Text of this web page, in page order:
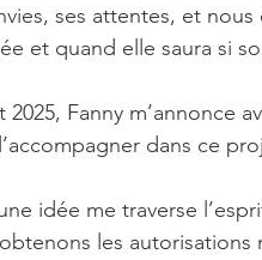
ses attentes, et
et quand elle saura si
2025, Fanny m’annonce
dans ce
idée me traverse
les autorisations